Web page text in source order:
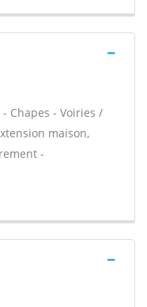
Chapes - Voiries /
maison,
-